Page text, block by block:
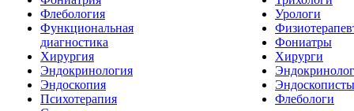
Флебология
Функциональная
диагностика
Хирургия
Эндокринология
Эндоскопия
Психотерапия
Урологи
Фониатры
Хирурги
Эндоскописты
Флебологи